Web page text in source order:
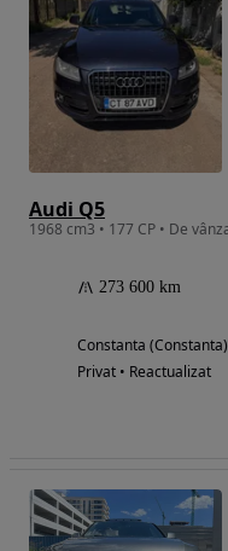
Audi Q5
273 600 km
Constanta (Constanta)
Privat • Reactualizat